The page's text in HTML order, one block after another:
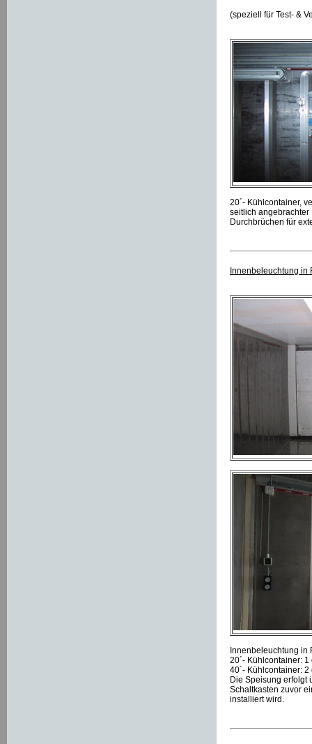
(speziell für Test- &
20´- Kühlcontainer,
seitlich
Durchbrüchen für
Innenbeleuchtung in
Innenbeleuchtung in
20´- Kühlcontainer:
40´- Kühlcontainer:
Die Speisung erfolgt
Schaltkasten zuvor
installiert wird.